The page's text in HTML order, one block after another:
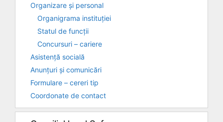
Organizare și personal
Organigrama instituției
Statul de funcții
Concursuri – cariere
Asistență socială
Anunțuri și comunicări
Formulare – cereri tip
Coordonate de contact